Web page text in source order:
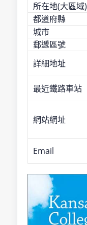
所在地(大區域)
都道府縣
城市
郵遞區號
詳細地址
最近鐵路車站
網站網址
Email